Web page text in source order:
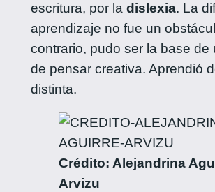
escritura, por la dislexia. La
aprendizaje no fue un
contrario, pudo ser la base de
de pensar creativa. Aprendió
distinta.
Crédito: Alejandrina
Arvizu